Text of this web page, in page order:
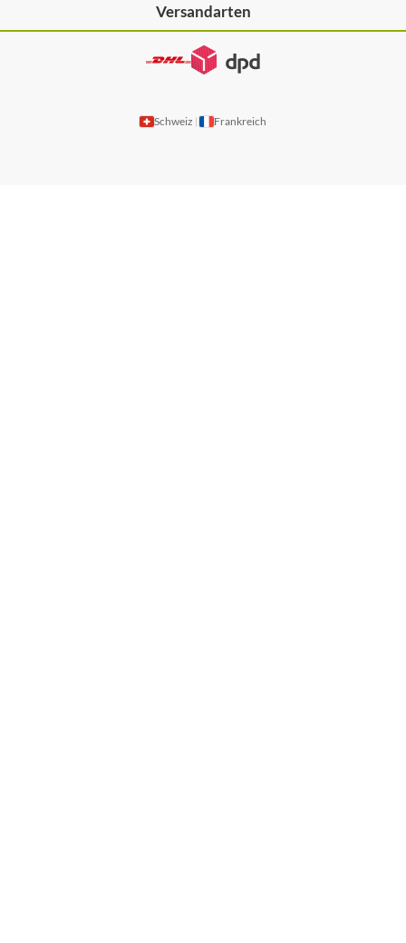
Versandarten
Schweiz Frankreich